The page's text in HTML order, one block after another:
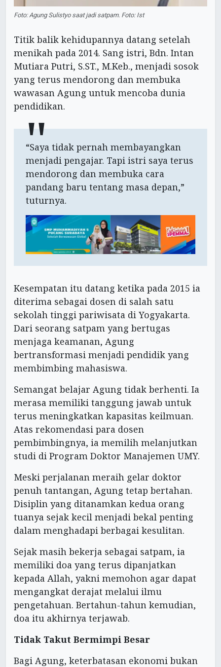
Foto: Agung Sulistyo saat jadi satpam. Foto: Ist
Titik balik kehidupannya datang setelah
menikah pada 2014. Sang istri, Bdn. Intan
Mutiara Putri, S.ST., M.Keb., menjadi sosok
yang terus mendorong dan membuka
wawasan Agung untuk mencoba dunia
pendidikan.
“Saya tidak pernah membayangkan
menjadi pengajar. Tapi istri saya terus
mendorong dan membuka cara
pandang baru tentang masa depan,”
tuturnya.
Kesempatan itu datang ketika pada 2015 ia
diterima sebagai dosen di salah satu
sekolah tinggi pariwisata di Yogyakarta.
Dari seorang satpam yang bertugas
menjaga keamanan, Agung
bertransformasi menjadi pendidik yang
membimbing mahasiswa.
Semangat belajar Agung tidak berhenti. Ia
merasa memiliki tanggung jawab untuk
terus meningkatkan kapasitas keilmuan.
Atas rekomendasi para dosen
pembimbingnya, ia memilih melanjutkan
studi di Program Doktor Manajemen UMY.
Meski perjalanan meraih gelar doktor
penuh tantangan, Agung tetap bertahan.
Disiplin yang ditanamkan kedua orang
tuanya sejak kecil menjadi bekal penting
dalam menghadapi berbagai kesulitan.
Sejak masih bekerja sebagai satpam, ia
memiliki doa yang terus dipanjatkan
kepada Allah, yakni memohon agar dapat
mengangkat derajat melalui ilmu
pengetahuan. Bertahun-tahun kemudian,
doa itu akhirnya terjawab.
Tidak Takut Bermimpi Besar
Bagi Agung, keterbatasan ekonomi bukan